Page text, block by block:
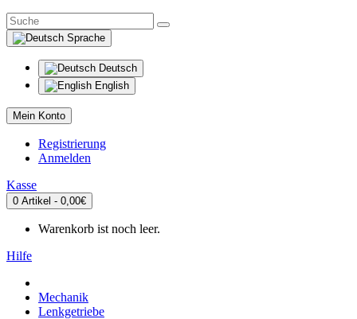
Sprache
Deutsch
English
Mein Konto
Registrierung
Anmelden
Kasse
0 Artikel - 0,00€
Warenkorb ist noch leer.
Hilfe
Mechanik
Lenkgetriebe